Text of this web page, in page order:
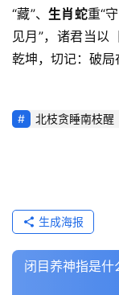
“藏”、生肖蛇重“
见月”，诸君当以
乾坤，切记：破局
北枝贪睡南枝醒
生成海报
闭目养神指是